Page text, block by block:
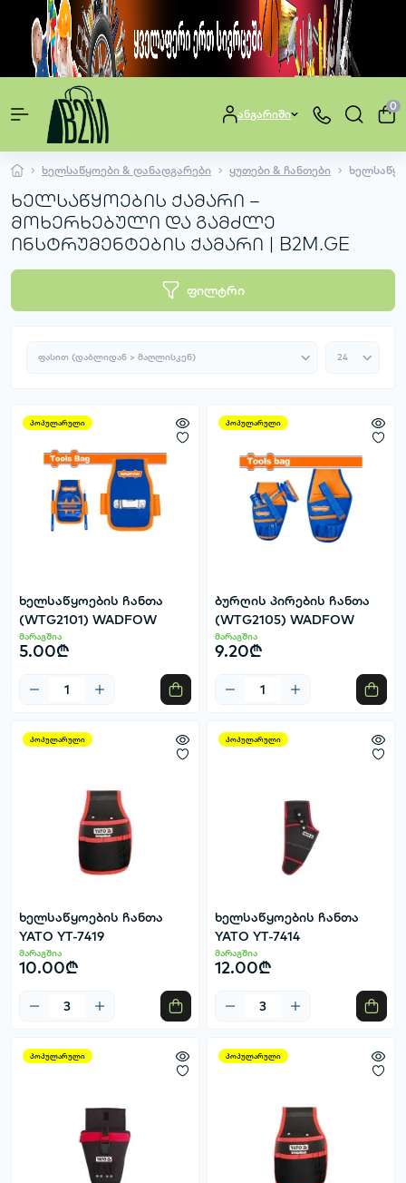
ანგარიში
0
ხელსაწყოები & დანადგარები ყუთები & ჩანთები
ხელსაწყოების ქამარი –
მოხერხებული და გამძლე
ინსტრუმენტების ქამარი | B2M.GE
ფილტრი
პოპულარული
ხელსაწყოების ჩანთა
(WTG2101) WADFOW
მარაგშია
5.00₾
პოპულარული
ბურღის პირების ჩანთა
(WTG2105) WADFOW
მარაგშია
9.20₾
პოპულარული
ხელსაწყოების ჩანთა
YATO YT-7419
მარაგშია
10.00₾
პოპულარული
ხელსაწყოების ჩანთა
YATO YT-7414
მარაგშია
12.00₾
პოპულარული პოპულარული